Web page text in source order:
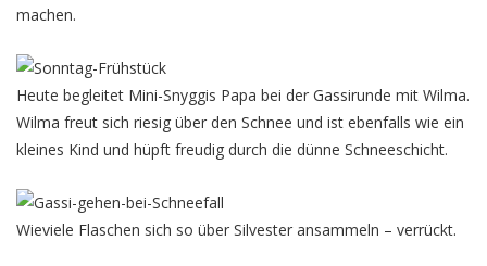
machen.
Heute begleitet Mini-Snyggis Papa bei der Gassirunde mit Wilma.
Wilma freut sich riesig über den Schnee und ist ebenfalls wie ein
kleines Kind und hüpft freudig durch die dünne Schneeschicht.
Wieviele Flaschen sich so über Silvester ansammeln – verrückt.